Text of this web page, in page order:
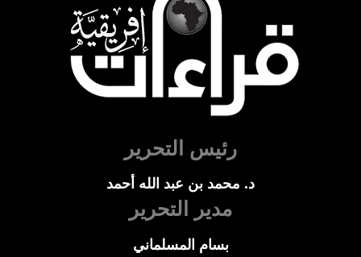
رئيس التحرير
د. محمد بن عبد الله أحمد
مدير التحرير
بسام المسلماني